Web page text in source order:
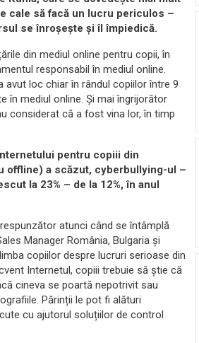
cale să facă un lucru periculos –
se înroșește și îl împiedică.
din mediul online pentru copii, în
responsabil în mediul online.
loc chiar în rândul copiilor între 9
în mediul online. Și mai îngrijorător
considerat că a fost vina lor, în timp
pentru copiii din
offline) a scăzut, cyberbullying-ul –
la 23% – de la 12%, în anul
atunci când se întâmplă
Manager România, Bulgaria și
copiilor despre lucruri serioase din
Internetul, copiii trebuie să știe că
cineva se poartă nepotrivit sau
Părinții le pot fi alături
cu ajutorul soluțiilor de control